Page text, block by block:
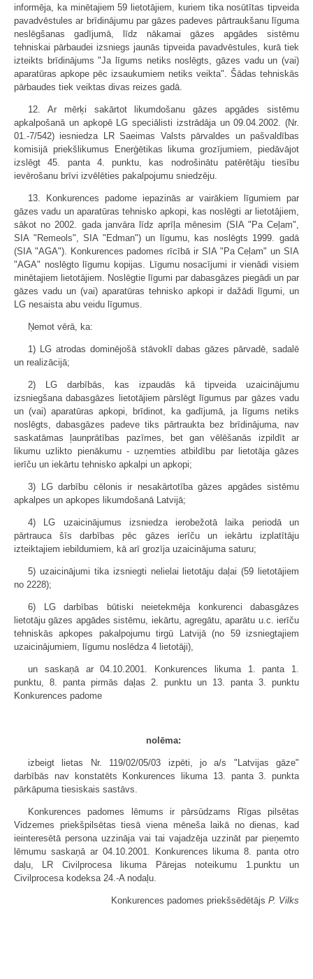
informēja, ka minētajiem 59 lietotājiem, kuriem tika nosūtītas tipveida
pavadvēstules ar brīdinājumu par gāzes padeves pārtraukšanu līguma
neslēgšanas gadījumā, līdz nākamai gāzes apgādes sistēmu
tehniskai pārbaudei izsniegs jaunās tipveida pavadvēstules, kurā tiek
izteikts brīdinājums "Ja līgums netiks noslēgts, gāzes vadu un (vai)
aparatūras apkope pēc izsaukumiem netiks veikta". Šādas tehniskās
pārbaudes tiek veiktas divas reizes gadā.
12. Ar mērķi sakārtot likumdošanu gāzes apgādes sistēmu
apkalpošanā un apkopē LG speciālisti izstrādāja un 09.04.2002. (Nr.
01.-7/542) iesniedza LR Saeimas Valsts pārvaldes un pašvaldības
komisijā priekšlikumus Enerģētikas likuma grozījumiem, piedāvājot
izslēgt 45. panta 4. punktu, kas nodrošinātu patērētāju tiesību
ievērošanu brīvi izvēlēties pakalpojumu sniedzēju.
13. Konkurences padome iepazinās ar vairākiem līgumiem par
gāzes vadu un aparatūras tehnisko apkopi, kas noslēgti ar lietotājiem,
sākot no 2002. gada janvāra līdz aprīļa mēnesim (SIA "Pa Ceļam",
SIA "Remeols", SIA "Edman") un līgumu, kas noslēgts 1999. gadā
(SIA "AGA"). Konkurences padomes rīcībā ir SIA "Pa Ceļam" un SIA
"AGA" noslēgto līgumu kopijas. Līgumu nosacījumi ir vienādi visiem
minētajiem lietotājiem. Noslēgtie līgumi par dabasgāzes piegādi un par
gāzes vadu un (vai) aparatūras tehnisko apkopi ir dažādi līgumi, un
LG nesaista abu veidu līgumus.
Ņemot vērā, ka:
1) LG atrodas dominējošā stāvoklī dabas gāzes pārvadē, sadalē
un realizācijā;
2) LG darbībās, kas izpaudās kā tipveida uzaicinājumu
izsniegšana dabasgāzes lietotājiem pārslēgt līgumus par gāzes vadu
un (vai) aparatūras apkopi, brīdinot, ka gadījumā, ja līgums netiks
noslēgts, dabasgāzes padeve tiks pārtraukta bez brīdinājuma, nav
saskatāmas ļaunprātības pazīmes, bet gan vēlēšanās izpildīt ar
likumu uzlikto pienākumu - uzņemties atbildību par lietotāja gāzes
ierīču un iekārtu tehnisko apkalpi un apkopi;
3) LG darbību cēlonis ir nesakārtotība gāzes apgādes sistēmu
apkalpes un apkopes likumdošanā Latvijā;
4) LG uzaicinājumus izsniedza ierobežotā laika periodā un
pārtrauca šīs darbības pēc gāzes ierīču un iekārtu izplatītāju
izteiktajiem iebildumiem, kā arī grozīja uzaicinājuma saturu;
5) uzaicinājumi tika izsniegti nelielai lietotāju daļai (59 lietotājiem
no 2228);
6) LG darbības būtiski neietekmēja konkurenci dabasgāzes
lietotāju gāzes apgādes sistēmu, iekārtu, agregātu, aparātu u.c. ierīču
tehniskās apkopes pakalpojumu tirgū Latvijā (no 59 izsniegtajiem
uzaicinājumiem, līgumu noslēdza 4 lietotāji),
un saskaņā ar 04.10.2001. Konkurences likuma 1. panta 1.
punktu, 8. panta pirmās daļas 2. punktu un 13. panta 3. punktu
Konkurences padome
nolēma:
izbeigt lietas Nr. 119/02/05/03 izpēti, jo a/s "Latvijas gāze"
darbībās nav konstatēts Konkurences likuma 13. panta 3. punkta
pārkāpuma tiesiskais sastāvs.
Konkurences padomes lēmums ir pārsūdzams Rīgas pilsētas
Vidzemes priekšpilsētas tiesā viena mēneša laikā no dienas, kad
ieinteresētā persona uzzināja vai tai vajadzēja uzzināt par pieņemto
lēmumu saskaņā ar 04.10.2001. Konkurences likuma 8. panta otro
daļu, LR Civilprocesa likuma Pārejas noteikumu 1.punktu un
Civilprocesa kodeksa 24.-A nodaļu.
Konkurences padomes priekšsēdētājs P. Vilks